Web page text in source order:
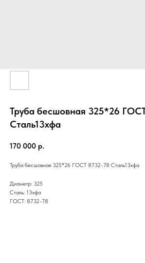
Труба бесшовная 325*26
Cталь13хфа
170 000 р.
Труба бесшовная 325*26 ГОСТ 8732-78 Cталь13хфа
Диаметр: 325
Сталь: 13хфа
ГОСТ: 8732-78